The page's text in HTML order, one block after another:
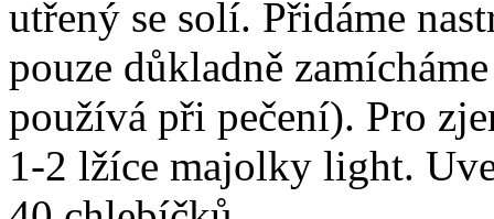
utřený se solí. Přidáme
pouze důkladně
používá při pečení). Pro
1-2 lžíce majolky light.